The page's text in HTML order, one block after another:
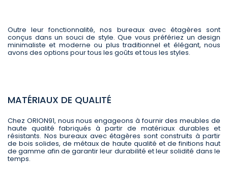
Outre leur fonctionnalité, nos bureaux avec étagères sont
conçus dans un souci de style. Que vous préfériez un design
minimaliste et moderne ou plus traditionnel et élégant, nous
avons des options pour tous les goûts et tous les styles.
MATÉRIAUX DE QUALITÉ
Chez ORION91, nous nous engageons à fournir des meubles de
haute qualité fabriqués à partir de matériaux durables et
résistants. Nos bureaux avec étagères sont construits à partir
de bois solides, de métaux de haute qualité et de finitions haut
de gamme afin de garantir leur durabilité et leur solidité dans le
temps.